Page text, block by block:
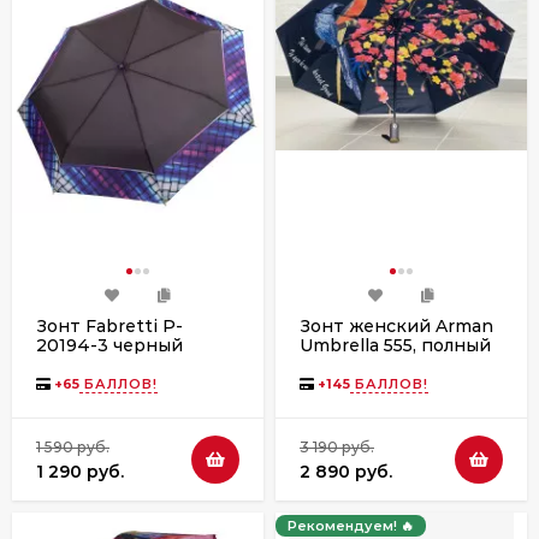
Зонт Fabretti P-
20194-3 черный
+65 БАЛЛОВ!
1 590 руб.
1 290 руб.
Зонт женский Arman
Umbrella 555, полный
чёрный,
+145 БАЛЛОВ!
3 190 руб.
2 890 руб.
Рекомендуем! 🔥